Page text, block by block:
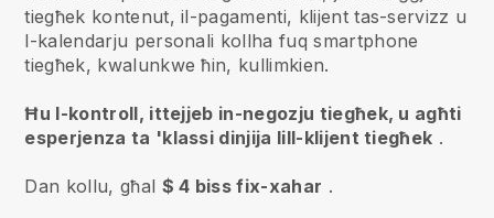
tiegħek kontenut, il-pagamenti, klijent tas-servizz u
l-kalendarju personali kollha fuq smartphone
tiegħek, kwalunkwe ħin, kullimkien.
Ħu l-kontroll, ittejjeb in-negozju tiegħek, u agħti
esperjenza ta 'klassi dinjija lill-klijent tiegħek .
Dan kollu, għal $ 4 biss fix-xahar .